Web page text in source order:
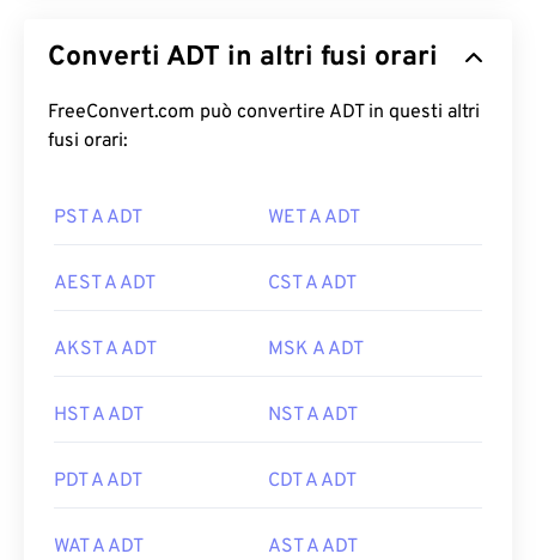
Converti ADT in altri fusi orari
FreeConvert.com può convertire ADT in questi altri
fusi orari:
PST A ADT WET A ADT
AEST A ADT CST A ADT
AKST A ADT MSK A ADT
HST A ADT NST A ADT
PDT A ADT CDT A ADT
WAT A ADT AST A ADT